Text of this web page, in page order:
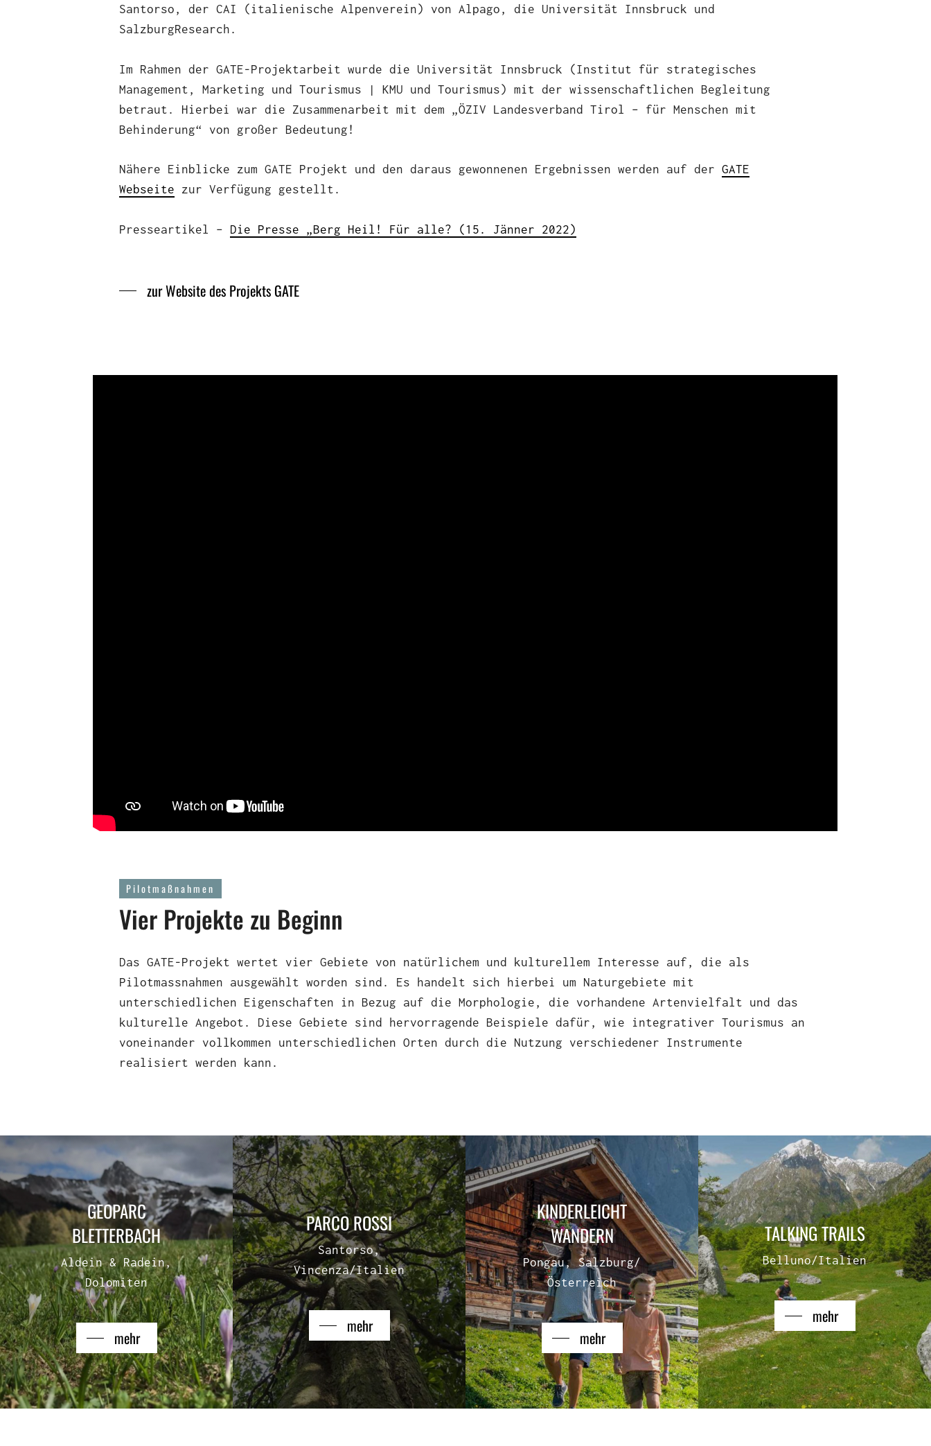
Santorso, der CAI (italienische Alpenverein) von Alpago, die Universität Innsbruck und
SalzburgResearch.
Im Rahmen der GATE-Projektarbeit wurde die Universität Innsbruck (Institut für strategisches
Management, Marketing und Tourismus | KMU und Tourismus) mit der wissenschaftlichen Begleitung
betraut. Hierbei war die Zusammenarbeit mit dem „ÖZIV Landesverband Tirol – für Menschen mit
Behinderung“ von großer Bedeutung!
Nähere Einblicke zum GATE Projekt und den daraus gewonnenen Ergebnissen werden auf derGATE
Webseite zur Verfügung gestellt.
Presseartikel – Die Presse „Berg Heil! Für alle? (15. Jänner 2022)
zur Website des Projekts GATE
Pilotmaßnahmen
Vier Projekte zu Beginn
Das GATE-Projekt wertet vier Gebiete von natürlichem und kulturellem Interesse auf, die als
Pilotmassnahmen ausgewählt worden sind. Es handelt sich hierbei um Naturgebiete mit
unterschiedlichen Eigenschaften in Bezug auf die Morphologie, die vorhandene Artenvielfalt und das
kulturelle Angebot. Diese Gebiete sind hervorragende Beispiele dafür, wie integrativer Tourismus an
voneinander vollkommen unterschiedlichen Orten durch die Nutzung verschiedener Instrumente
realisiert werden kann.
GEOPARC
BLETTERBACH
Aldein & Radein,
Dolomiten
mehr
PARCO ROSSI
Santorso,
Vincenza/Italien
mehr
KINDERLEICHT
WANDERN
Pongau, Salzburg/
Österreich
mehr
TALKING TRAILS
Belluno/Italien
mehr